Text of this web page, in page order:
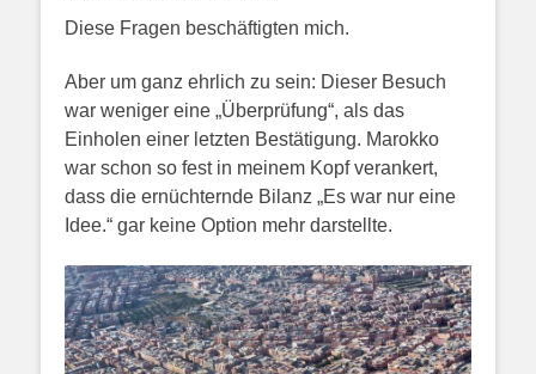
Diese Fragen beschäftigten mich.
Aber um ganz ehrlich zu sein: Dieser Besuch
war weniger eine „Überprüfung“, als das
Einholen einer letzten Bestätigung. Marokko
war schon so fest in meinem Kopf verankert,
dass die ernüchternde Bilanz „Es war nur eine
Idee.“ gar keine Option mehr darstellte.